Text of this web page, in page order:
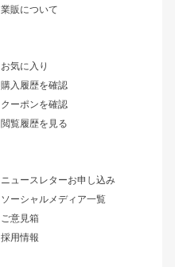
業販について
お気に入り
購入履歴を確認
クーポンを確認
閲覧履歴を見る
ニュースレターお申し込み
ソーシャルメディア一覧
ご意見箱
採用情報
アルテッツァ
ワンビア
ローレル
セフィーロ
キャラバン
ストリームライン
まつど家 鉄漢